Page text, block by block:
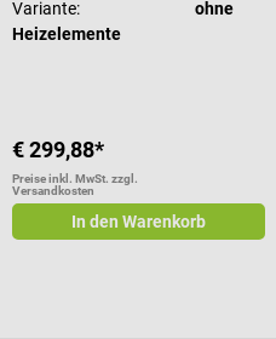
Variante: ohne
Heizelemente
€ 299,88*
Preise inkl. MwSt. zzgl.
Versandkosten
In den Warenkorb